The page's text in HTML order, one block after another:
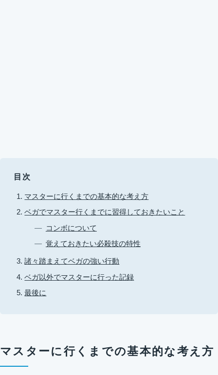
目次
マスターに行くまでの基本的な考え方
ベガでマスター行くまでに習得しておきたいこと
コンボについて
覚えておきたい必殺技の特性
諸々踏まえてベガの強い行動
ベガ以外でマスターに行った記録
最後に
マスターに行くまでの基本的な考え方